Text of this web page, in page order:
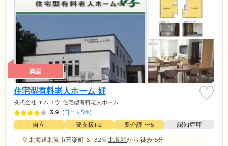
満室
住宅型有料老人ホーム 好
株式会社 エムユウ 住宅型有料老人ホーム
3.9 (口コミ5件)
自立 要支援1•2 要介護1〜5
認知症可
北海道北見市三楽町161-32
北見駅から 徒歩15分